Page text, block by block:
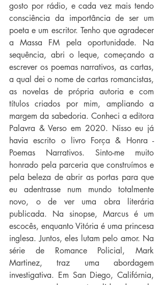
gosto por rádio, e cada vez mais tendo
consciência da importância de ser um
poeta e um escritor. Tenho que agradecer
a Massa FM pela oportunidade. Na
sequência, abri o leque, começando a
escrever os poemas narrativos, as cartas,
a qual dei o nome de cartas romancistas,
as novelas de própria autoria e com
títulos criados por mim, ampliando a
margem da sabedoria. Conheci a editora
Palavra & Verso em 2020. Nisso eu já
havia escrito o livro Força & Honra -
Poemas Narrativos. Sinto-me muito
honrado pela parceria que construímos e
pela beleza de abrir as portas para que
eu adentrasse num mundo totalmente
novo, o de ver uma obra literária
publicada. Na sinopse, Marcus é um
escocês, enquanto Vitória é uma princesa
inglesa. Juntos, eles lutam pelo amor. Na
série de Romance Policial, Mark
Martinez, traz uma abordagem
investigativa. Em San Diego, Califórnia,